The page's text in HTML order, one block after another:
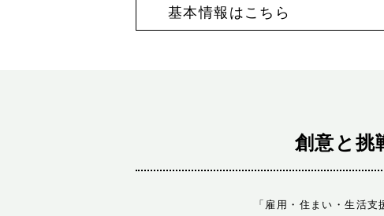
基本情報はこちら
創意と挑
「雇用・住まい・生活